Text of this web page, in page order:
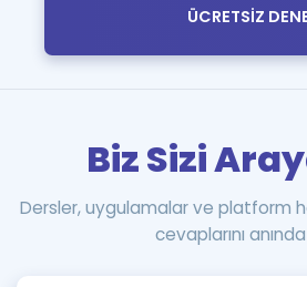
ÜCRETSİZ
Biz Sizi
Dersler, uygulamalar ve platform
cevaplarını anında